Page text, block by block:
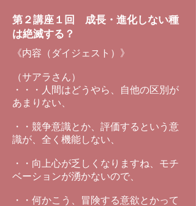
第２講座１回 成長・進化しない種
は絶滅する？
《内容（ダイジェスト）》
（サアラさん）
・・・人間はどうやら、自他の区別が
あまりない、
・・競争意識とか、評価するという意
識が、全く機能しない、
・・向上心が乏しくなりますね、モチ
ベーションが湧かないので、
・・何かこう、冒険する意欲とかって